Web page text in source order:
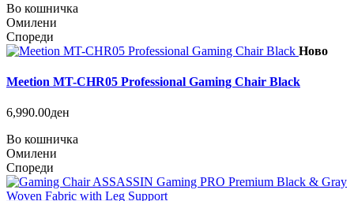
Во кошничка
Омилени
Спореди
Ново
Meetion MT-CHR05 Professional Gaming Chair Black
6,990.00ден
Во кошничка
Омилени
Спореди